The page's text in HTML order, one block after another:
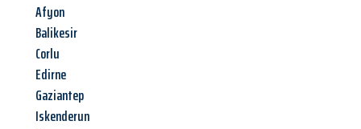
Afyon
Balikesir
Corlu
Edirne
Gaziantep
Iskenderun